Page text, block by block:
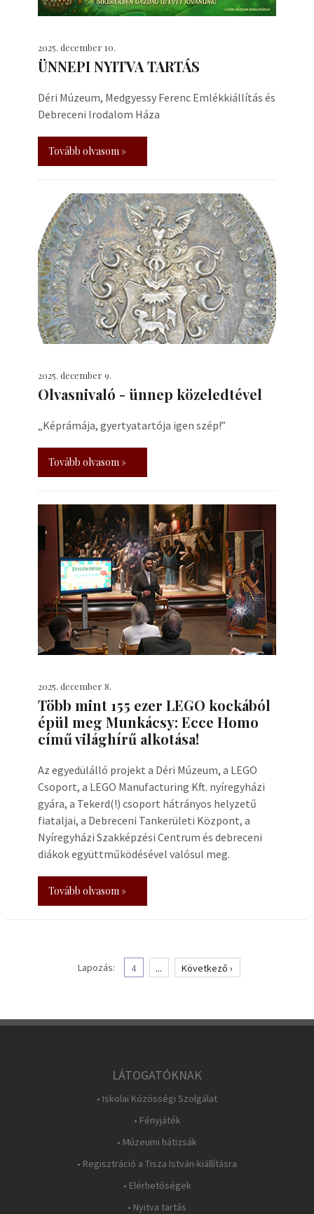
2025. december 10.
ÜNNEPI NYITVA TARTÁS
Déri Múzeum, Medgyessy Ferenc Emlékkiállítás és
Debreceni Irodalom Háza
Tovább olvasom »
2025. december 9.
Olvasnivaló - ünnep közeledtével
„Képrámája, gyertyatartója igen szép!”
Tovább olvasom »
2025. december 8.
Több mint 155 ezer LEGO kockából
épül meg Munkácsy: Ecce Homo
című világhírű alkotása!
Az egyedülálló projekt a Déri Múzeum, a LEGO
Csoport, a LEGO Manufacturing Kft. nyíregyházi
gyára, a Tekerd(!) csoport hátrányos helyzetű
fiataljai, a Debreceni Tankerületi Központ, a
Nyíregyházi Szakképzési Centrum és debreceni
diákok együttműködésével valósul meg.
Tovább olvasom »
Lapozás: 4 ... Következő ›
LÁTOGATÓKNAK
• Iskolai Közösségi Szolgálat
• Fényjáték
• Múzeumi hátizsák
• Regisztráció a Tisza István-kiállításra
• Elérhetőségek
• Nyitva tartás